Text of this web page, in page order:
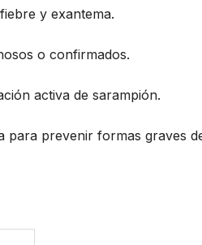
y exantema.
o confirmados.
activa de sarampión.
para prevenir formas graves